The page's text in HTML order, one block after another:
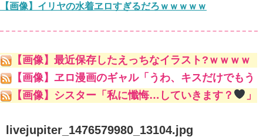
【画像】イリヤの水着ヱロすぎるだろｗｗｗｗｗ
【画像】最近保存したえっちなイラスト?ｗｗｗｗ
ｗ
【画像】ヱロ漫画のギャル「うわ、キスだけでもう
こんな勃起してんじゃんｗ」
【画像】シスター「私に懺悔…していきます？ 」
livejupiter_1476579980_13104.jpg